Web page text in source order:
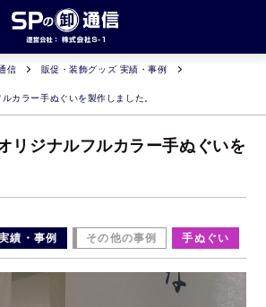
信
販促・装飾グッズ 実績・事例
カラー手ぬぐいを製作しました。
リジナルフルカラー手ぬぐいを
績・事例
その他の事例 手ぬぐい